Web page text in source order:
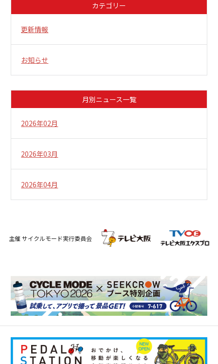
カテゴリー
更新情報
お知らせ
月別ニュース一覧
2026年02月
2026年03月
2026年04月
主催 サイクルモード実行委員会